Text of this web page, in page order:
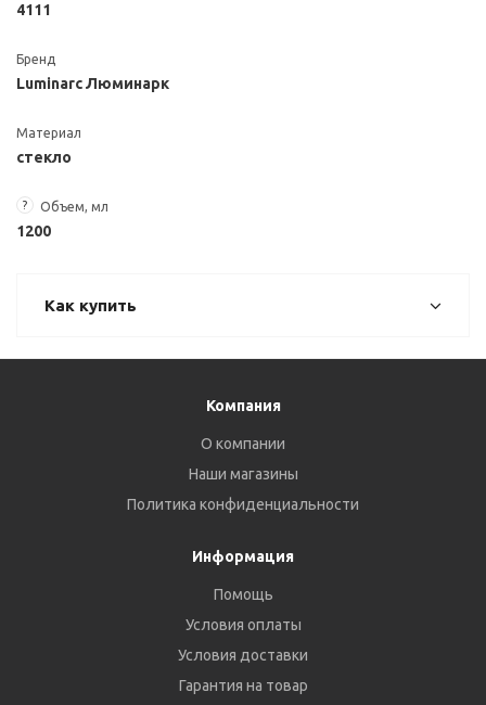
4111
Бренд
Luminarc Люминарк
Материал
стекло
? Объем, мл
1200
Как купить
Компания
О компании
Наши магазины
Политика конфиденциальности
Информация
Помощь
Условия оплаты
Условия доставки
Гарантия на товар